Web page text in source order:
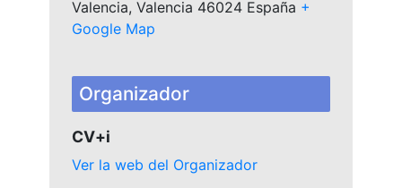
Valencia, Valencia 46024 España +
Google Map
Organizador
CV+i
Ver la web del Organizador